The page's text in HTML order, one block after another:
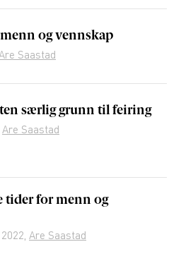
og vennskap
Saastad
særlig grunn til feiring
Are Saastad
tider for menn og
, Are Saastad